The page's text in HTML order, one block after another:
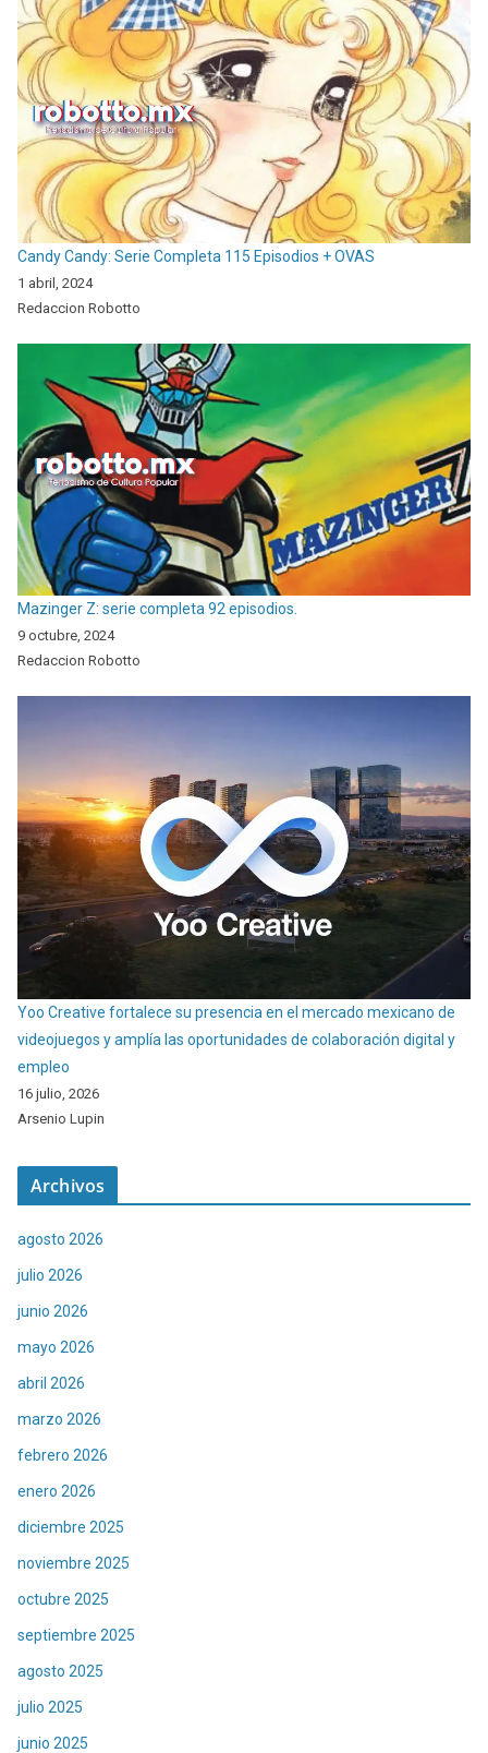
Candy Candy: Serie Completa 115 Episodios + OVAS
1 abril, 2024
Redaccion Robotto
Mazinger Z: serie completa 92 episodios.
9 octubre, 2024
Redaccion Robotto
Yoo Creative fortalece su presencia en el mercado mexicano de
videojuegos y amplía las oportunidades de colaboración digital y
empleo
16 julio, 2026
Arsenio Lupin
Archivos
agosto 2026
julio 2026
junio 2026
mayo 2026
abril 2026
marzo 2026
febrero 2026
enero 2026
diciembre 2025
noviembre 2025
octubre 2025
septiembre 2025
agosto 2025
julio 2025
junio 2025